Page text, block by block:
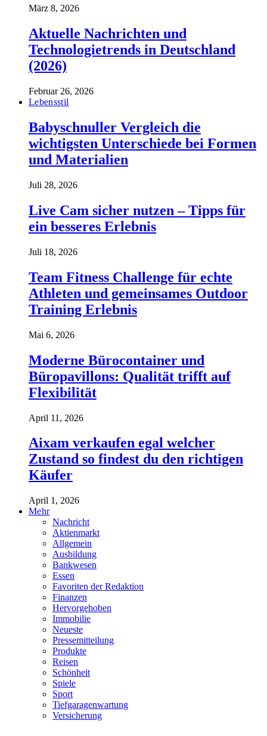
März 8, 2026
Aktuelle Nachrichten und
Technologietrends in Deutschland
(2026)
Februar 26, 2026
Lebensstil
Babyschnuller Vergleich die
wichtigsten Unterschiede bei Formen
und Materialien
Juli 28, 2026
Live Cam sicher nutzen – Tipps für
ein besseres Erlebnis
Juli 18, 2026
Team Fitness Challenge für echte
Athleten und gemeinsames Outdoor
Training Erlebnis
Mai 6, 2026
Moderne Bürocontainer und
Büropavillons: Qualität trifft auf
Flexibilität
April 11, 2026
Aixam verkaufen egal welcher
Zustand so findest du den richtigen
Käufer
April 1, 2026
Mehr
Nachricht
Aktienmarkt
Allgemein
Ausbildung
Bankwesen
Essen
Favoriten der Redaktion
Finanzen
Hervorgehoben
Immobilie
Neueste
Pressemitteilung
Produkte
Reisen
Schönheit
Spiele
Sport
Tiefgaragenwartung
Versicherung